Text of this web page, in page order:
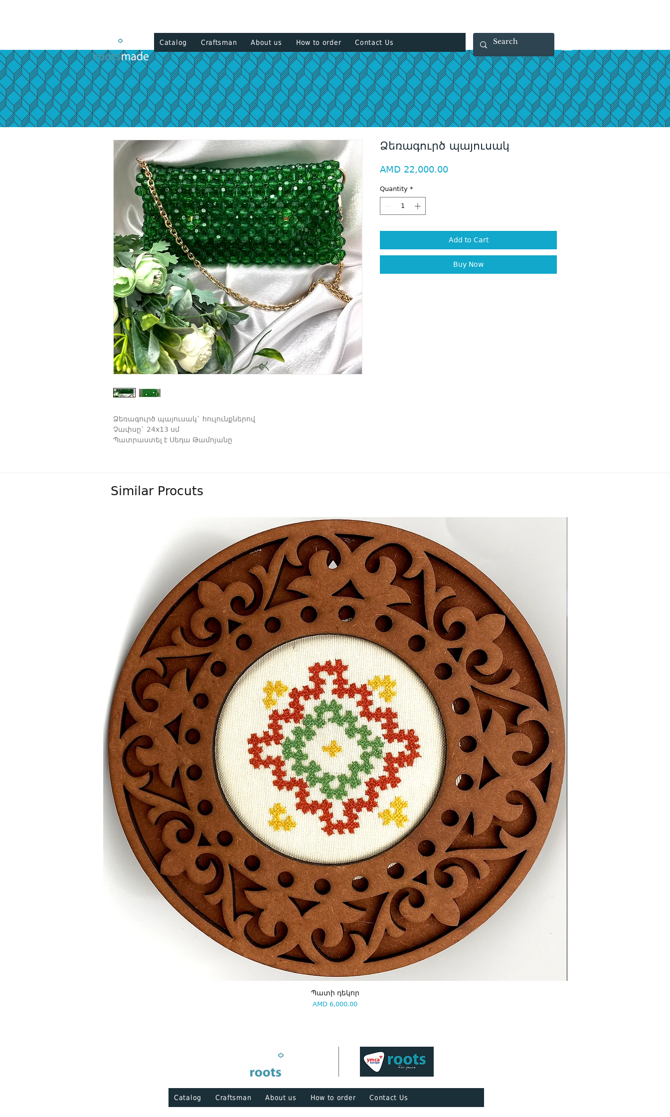
Ձեռագուրծ պայուսակ` հուլունքներով
Չափսը` 24x13 սմ
Պատրաստել է Սեդա Թամոյանը
Ձեռագուրծ պայուսակ
AMD 22,000.00Price
Quantity *
Add to Cart
Buy Now
Similar Procuts
Պատի դեկոր
Price
AMD 6,000.00
Catalog Craftsman About us How to order Contact Us
Catalog Craftsman About us How to order Contact Us